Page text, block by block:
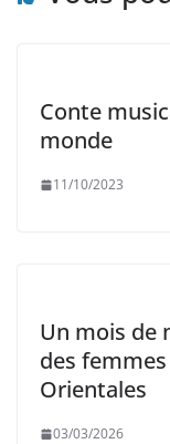
Conte
monde
11/10/2023
Un mois de
des
Orientales
03/03/2026